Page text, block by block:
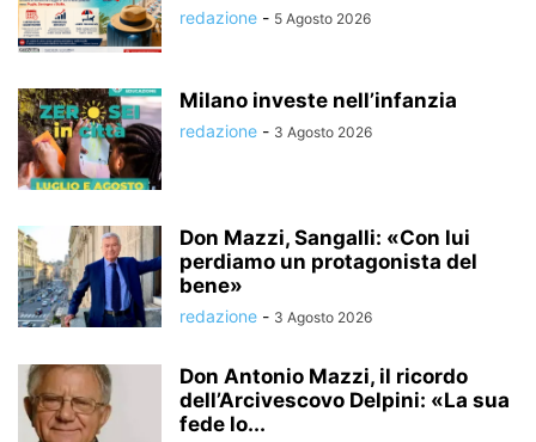
redazione - 5 Agosto 2026
Milano investe nell’infanzia
redazione - 3 Agosto 2026
Don Mazzi, Sangalli: «Con lui
perdiamo un protagonista del
bene»
redazione - 3 Agosto 2026
Don Antonio Mazzi, il ricordo
dell’Arcivescovo Delpini: «La sua
fede lo...